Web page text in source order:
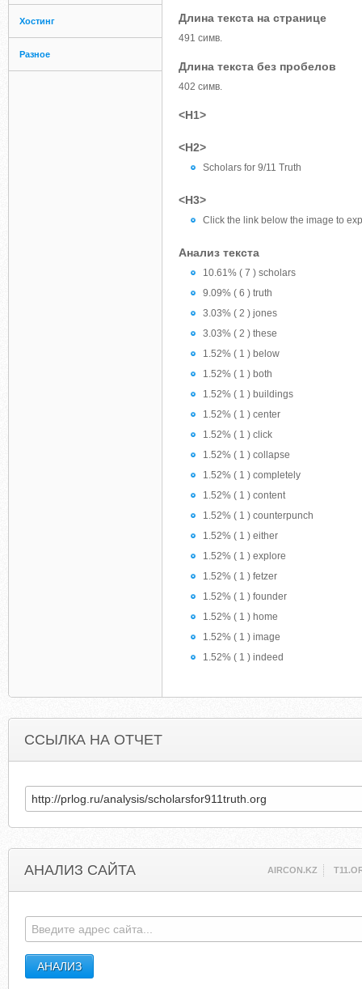
Хостинг
Разное
Длина текста на странице
491 симв.
Длина текста без пробелов
402 симв.
<H1>
<H2>
Scholars for 9/11 Truth
<H3>
Click the link below the image to
Анализ текста
10.61% ( 7 ) scholars
9.09% ( 6 ) truth
3.03% ( 2 ) jones
3.03% ( 2 ) these
1.52% ( 1 ) below
1.52% ( 1 ) both
1.52% ( 1 ) buildings
1.52% ( 1 ) center
1.52% ( 1 ) click
1.52% ( 1 ) collapse
1.52% ( 1 ) completely
1.52% ( 1 ) content
1.52% ( 1 ) counterpunch
1.52% ( 1 ) either
1.52% ( 1 ) explore
1.52% ( 1 ) fetzer
1.52% ( 1 ) founder
1.52% ( 1 ) home
1.52% ( 1 ) image
1.52% ( 1 ) indeed
ССЫЛКА НА ОТЧЕТ
АНАЛИЗ САЙТА AIRCON.KZ